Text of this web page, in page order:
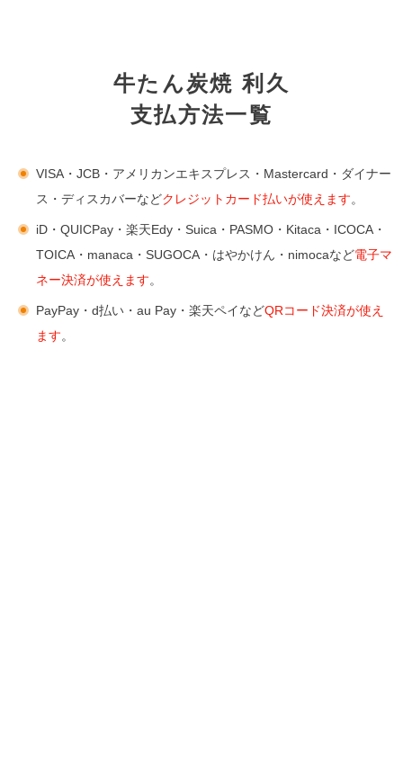
牛たん炭焼 利久
支払方法一覧
VISA・JCB・アメリカンエキスプレス・Mastercard・ダイナー
ス・ディスカバーなどクレジットカード払いが使えます。
iD・QUICPay・楽天Edy・Suica・PASMO・Kitaca・ICOCA・
TOICA・manaca・SUGOCA・はやかけん・nimocaなど電子マ
ネー決済が使えます。
PayPay・d払い・au Pay・楽天ペイなどQRコード決済が使え
ます。